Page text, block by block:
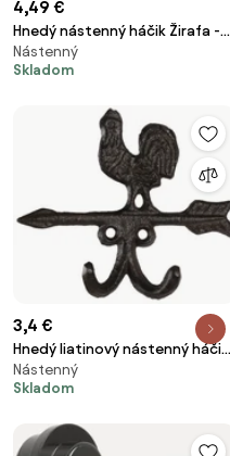
4,49 €
Hnedý nástenný háčik Žirafa -
10 * 4 * 7 cm
Nástenný
Skladom
3,4 €
Hnedý liatinový nástenný háčik
s kuraťom - 12 * 2 * 10 cm
Nástenný
Skladom